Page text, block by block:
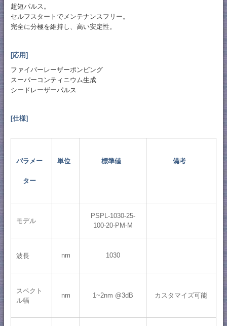
超短パルス。
セルフスタートでメンテナンスフリー。
完全に分極を維持し、高い安定性。
[応用]
ファイバーレーザーポンピング
スーパーコンティニウム生成
シードレーザーパルス
[仕様]
パラメー
ター
単位 標準値 備考
モデル
PSPL-1030-25-
100-20-PM-M
波長 nm 1030
スペクト
ル幅
nm 1~2nm @3dB カスタマイズ可能